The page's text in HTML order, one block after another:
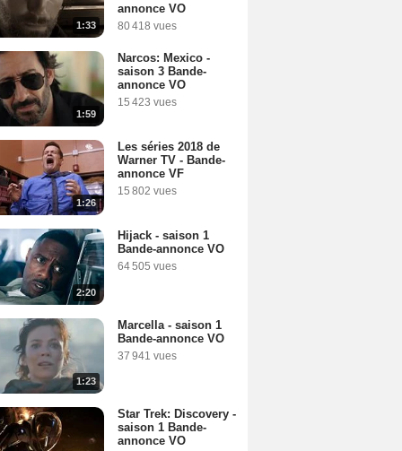
1:33
annonce VO
80 418 vues
1:59
Narcos: Mexico -
saison 3 Bande-
annonce VO
15 423 vues
1:26
Les séries 2018 de
Warner TV - Bande-
annonce VF
15 802 vues
2:20
Hijack - saison 1
Bande-annonce VO
64 505 vues
1:23
Marcella - saison 1
Bande-annonce VO
37 941 vues
Star Trek: Discovery -
saison 1 Bande-
annonce VO